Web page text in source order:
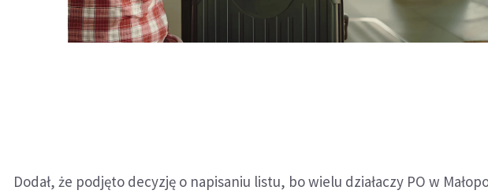
Dodał, że podjęto decyzję o napisaniu listu, bo wielu działaczy PO w